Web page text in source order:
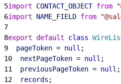
5import CONTACT_OBJECT from
6import NAME_FIELD from
7
8export default class
9
  pageToken
= null ;
10
  nextPageToken
= null ;
11
  previousPageToken
= null ;
12
  records
;